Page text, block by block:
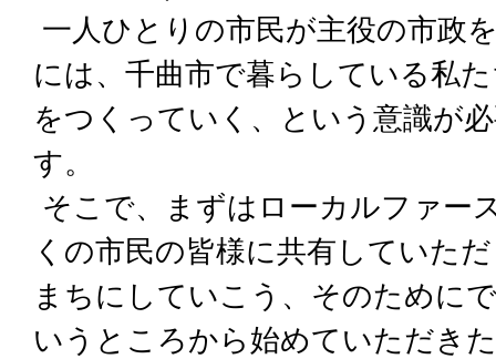
一人ひとりの市民が主役の市政
には、千曲市で暮らしている私
をつくっていく、という意識が
す。
そこで、まずはローカルファー
くの市民の皆様に共有していた
まちにしていこう、そのために
いうところから始めていただき